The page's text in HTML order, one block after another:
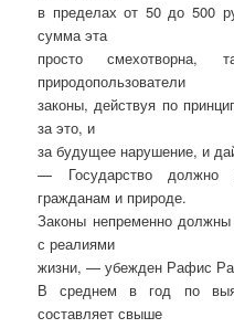
в пределах от 50 до 500
сумма эта
просто смехотворна,
природопользователи
законы, действуя по
за это, и
за будущее нарушение, и
— Государство должно
гражданам и природе.
Законы непременно
с реалиями
жизни, — убежден Рафис
В среднем в год по
составляет свыше